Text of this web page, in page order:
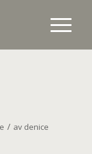
/ av denice